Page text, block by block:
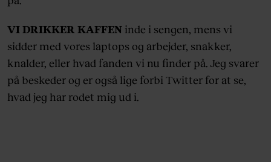
VI DRIKKER KAFFEN inde i sengen, mens vi
sidder med vores laptops og arbejder, snakker,
knalder, eller hvad fanden vi nu finder på. Jeg svarer
på beskeder og er også lige forbi Twitter for at se,
hvad jeg har rodet mig ud i.